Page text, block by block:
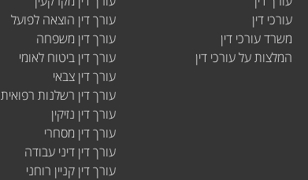
עורכי דין
משרד עורכי דין
המלצות על עורכי דין
עורך דין הוצאה לפועל
עורך דין משפחה
עורך דין ביטוח לאומי
עורך דין צבאי
עורך דין רשלנות רפואית
עורך דין נזיקין
עורך דין מסחרי
עורך דין דיני עבודה
עורך דין קניין רוחני